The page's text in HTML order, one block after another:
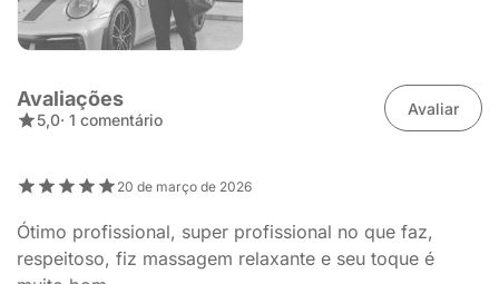
Avaliações
5,0· 1 comentário
Avaliar
20 de março de 2026
Ótimo profissional, super profissional no que faz,
respeitoso, fiz massagem relaxante e seu toque é